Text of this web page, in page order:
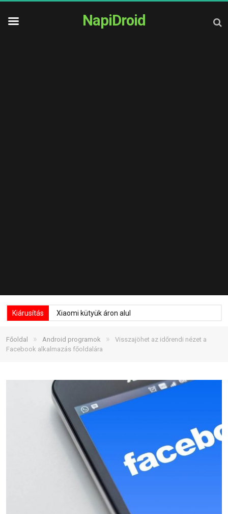
NapiDroid
Kiárusítás Xiaomi kütyük áron alul
Főoldal » Android programok »
Visszajöhet az időrendi nézet a
Facebook alkalmazás főoldalára